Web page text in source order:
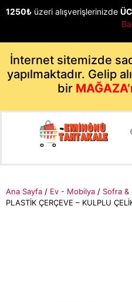
1250₺ üzeri alışverişlerinizde
İnternet sitemizde
yapılmaktadır. Gelip
bir
Ana Sayfa / Ev - Mobilya / Sofra
PLASTİK ÇERÇEVE – KULPLU